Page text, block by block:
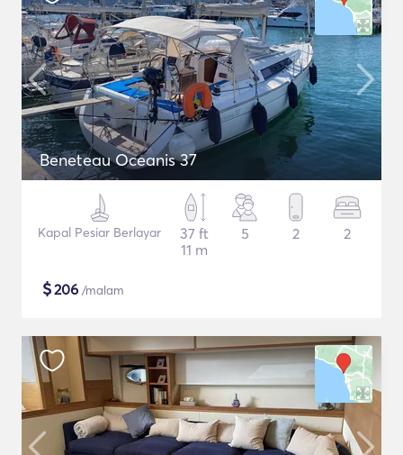
Beneteau Oceanis 37
Kapal Pesiar Berlayar
37 ft
11 m
5 2 2
$206 /malam